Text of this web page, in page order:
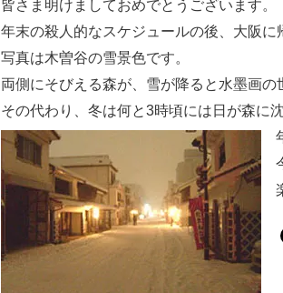
皆さま明けましておめでとうございます。
年末の殺人的なスケジュールの後、大阪に
写真は木曽谷の雪景色です。
両側にそびえる森が、雪が降ると水墨画の
その代わり、冬は何と3時頃には日が森に